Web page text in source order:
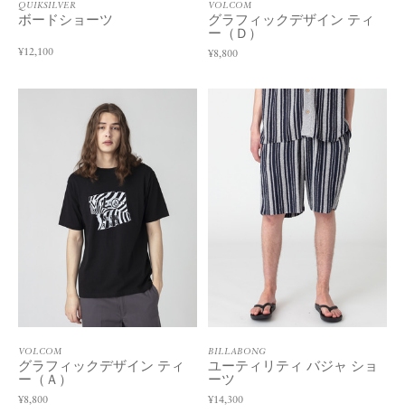
QUIKSILVER
ボードショーツ
¥12,100
VOLCOM
グラフィックデザイン ティ
ー（Ｄ）
¥8,800
VOLCOM
グラフィックデザイン ティ
ー（Ａ）
¥8,800
BILLABONG
ユーティリティ バジャ ショ
ーツ
¥14,300